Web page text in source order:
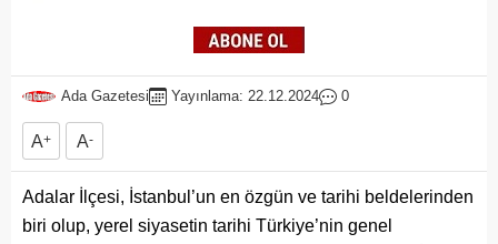
Ada Gazetesi Yayınlama: 22.12.2024 0
A+ A-
Adalar İlçesi, İstanbul’un en özgün ve tarihi beldelerinden
biri olup, yerel siyasetin tarihi Türkiye’nin genel